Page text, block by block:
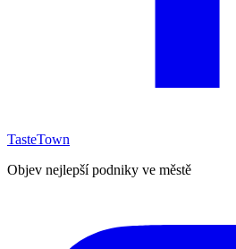
TasteTown
Objev nejlepší podniky ve městě